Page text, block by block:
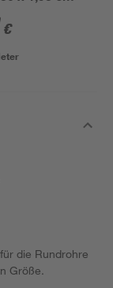
€
die Rundrohre
Größe.